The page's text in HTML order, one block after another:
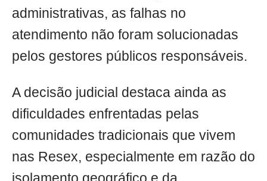
administrativas, as falhas no
atendimento não foram solucionadas
pelos gestores públicos responsáveis.
A decisão judicial destaca ainda as
dificuldades enfrentadas pelas
comunidades tradicionais que vivem
nas Resex, especialmente em razão do